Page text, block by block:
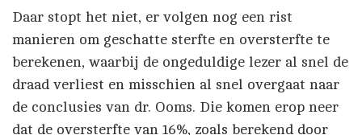
Daar stopt het niet, er volgen nog een rist
manieren om geschatte sterfte en oversterfte te
berekenen, waarbij de ongeduldige lezer al snel de
draad verliest en misschien al snel overgaat naar
de conclusies van dr. Ooms. Die komen erop neer
dat de oversterfte van 16%, zoals berekend door